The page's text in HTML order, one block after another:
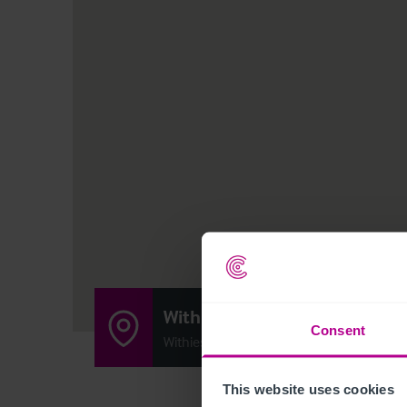
Consent
This website uses cookies
Withies Inn
Withies Lane, Compton, United Kingdom